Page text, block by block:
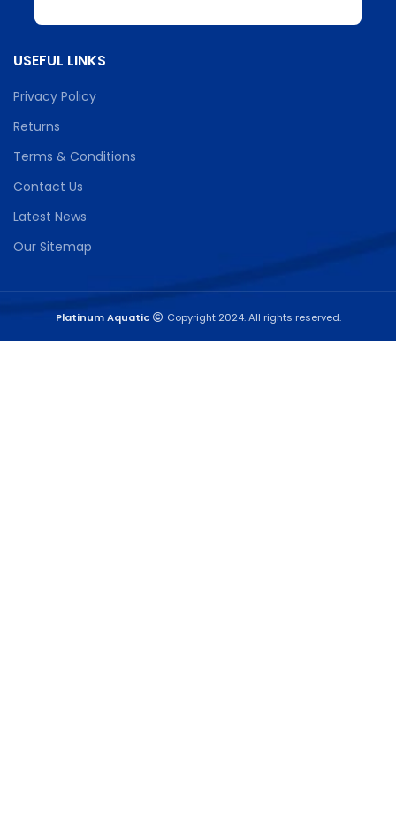
USEFUL LINKS
Privacy Policy
Returns
Terms & Conditions
Contact Us
Latest News
Our Sitemap
Platinum Aquatic Copyright 2024. All rights reserved.